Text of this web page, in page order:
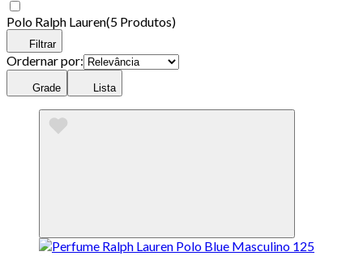
Polo Ralph Lauren(5 Produtos)
Filtrar
Ordernar por:
Grade Lista